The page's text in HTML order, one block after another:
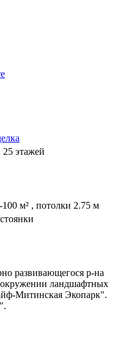
этажей
м² , потолки 2.75 м
развивающегося р-на
ландшафтных
Митинская Экопарк".